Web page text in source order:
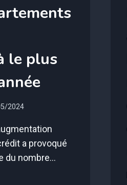
le plus
2024
a provoqué
du nombre…